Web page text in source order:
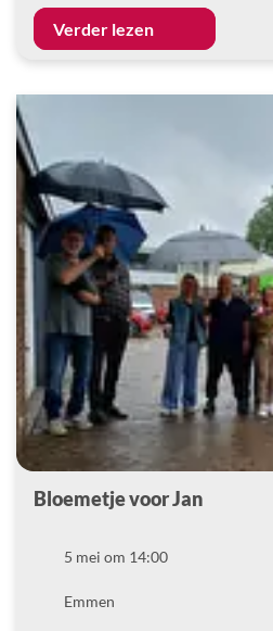
Verder lezen
Bloemetje voor Jan
Datum5 mei om 14:00
LocatieEmmen